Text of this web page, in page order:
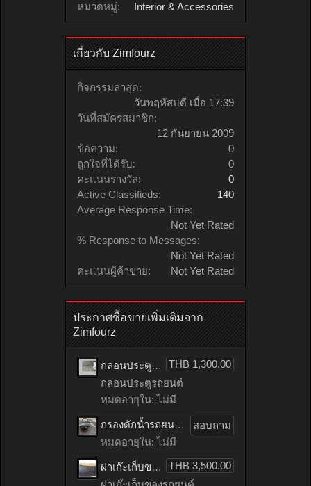
หมวดหมู่:
Interior & Accessories
เกี่ยวกับ Zimfourz
กิจกรรมล่าสุด:
วันพฤหัสบดี เมื่อ 17:39
วันที่สมัครสมาชิก:
12 กันยายน 2009
ข้อความ:
0
ถูกใจที่ได้รับ:
0
คะแนนรางวัล:
0
Active Classifieds:
140
Average Response Time:
Not Yet Rated
% Response to Messages:
Not Yet Rated
คะแนนผู้ค้าขาย:
Not Yet Rated
ประกาศซื้อขายเพิ่มเติมจาก
Zimfourz
THB 1,300.00
กลอนประตูรถยนต์ HONDA accord เก่าญี่ปุ่น
กลอนประตูรถยนต์
หมดอายุใน: ไม่มี
สอบถาม
กรองดักน้ำรถยนต์ toyota TIGER เก่าญี่ปุ่น
หมดอายุใน: ไม่มี
THB 3,500.00
ฝาเก๊ะเก็บของรถยนต์ benz C200 CGI เก่าญี่ปุ่น